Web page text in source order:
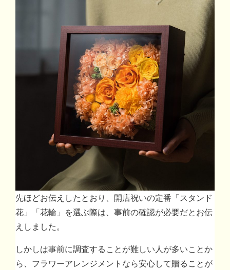
先ほどお伝えしたとおり、開店祝いの定番「スタンド
花」「花輪」を選ぶ際は、事前の確認が必要だとお伝
えしました。
しかしは事前に調査することが難しい人が多いことか
ら、フラワーアレンジメントなら安心して贈ることが